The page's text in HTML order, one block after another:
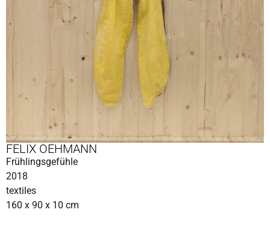
FELIX OEHMANN
Frühlingsgefühle
2018
textiles
160 x 90 x 10 cm